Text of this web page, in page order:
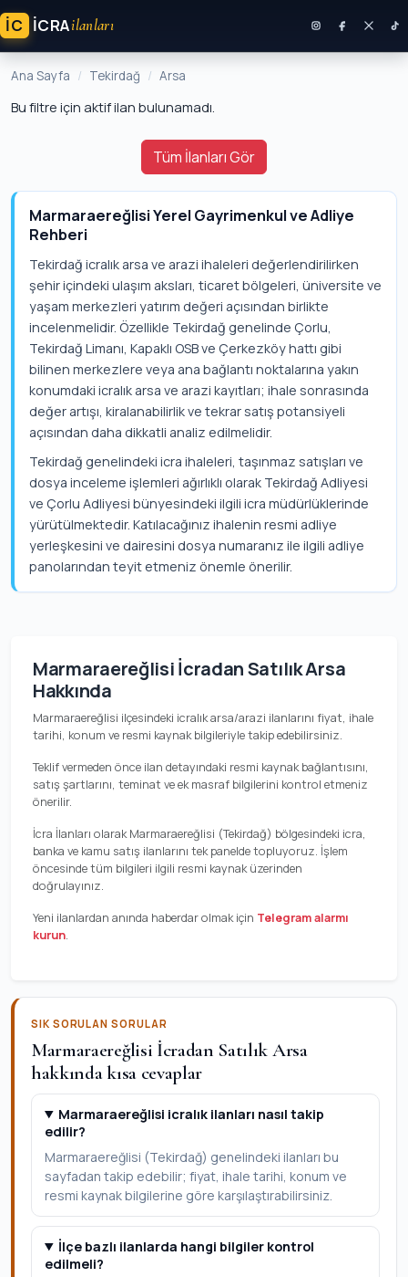
İC ICRAilanları
Ana Sayfa Tekirdağ Arsa
Bu filtre için aktif ilan bulunamadı.
Tüm İlanları Gör
Marmaraereğlisi Yerel Gayrimenkul ve Adliye
Rehberi
Tekirdağ icralık arsa ve arazi ihaleleri değerlendirilirken
şehir içindeki ulaşım aksları, ticaret bölgeleri, üniversite ve
yaşam merkezleri yatırım değeri açısından birlikte
incelenmelidir. Özellikle Tekirdağ genelinde Çorlu,
Tekirdağ Limanı, Kapaklı OSB ve Çerkezköy hattı gibi
bilinen merkezlere veya ana bağlantı noktalarına yakın
konumdaki icralık arsa ve arazi kayıtları; ihale sonrasında
değer artışı, kiralanabilirlik ve tekrar satış potansiyeli
açısından daha dikkatli analiz edilmelidir.
Tekirdağ genelindeki icra ihaleleri, taşınmaz satışları ve
dosya inceleme işlemleri ağırlıklı olarak Tekirdağ Adliyesi
ve Çorlu Adliyesi bünyesindeki ilgili icra müdürlüklerinde
yürütülmektedir. Katılacağınız ihalenin resmi adliye
yerleşkesini ve dairesini dosya numaranız ile ilgili adliye
panolarından teyit etmeniz önemle önerilir.
Marmaraereğlisi İcradan Satılık Arsa
Hakkında
Marmaraereğlisi ilçesindeki icralık arsa/arazi ilanlarını fiyat, ihale
tarihi, konum ve resmi kaynak bilgileriyle takip edebilirsiniz.
Teklif vermeden önce ilan detayındaki resmi kaynak bağlantısını,
satış şartlarını, teminat ve ek masraf bilgilerini kontrol etmeniz
önerilir.
İcra İlanları olarak Marmaraereğlisi (Tekirdağ) bölgesindeki icra,
banka ve kamu satış ilanlarını tek panelde topluyoruz. İşlem
öncesinde tüm bilgileri ilgili resmi kaynak üzerinden
doğrulayınız.
Yeni ilanlardan anında haberdar olmak için Telegram alarmı
kurun.
SIK SORULAN SORULAR
Marmaraereğlisi İcradan Satılık Arsa
hakkında kısa cevaplar
Marmaraereğlisi icralık ilanları nasıl takip
edilir?
Marmaraereğlisi (Tekirdağ) genelindeki ilanları bu
sayfadan takip edebilir; fiyat, ihale tarihi, konum ve
resmi kaynak bilgilerine göre karşılaştırabilirsiniz.
İlçe bazlı ilanlarda hangi bilgiler kontrol
edilmeli?